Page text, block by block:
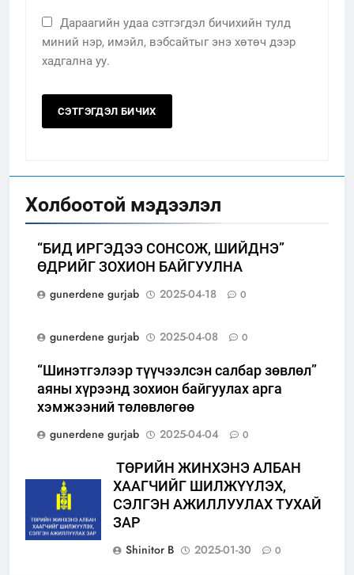
Дараагийн удаа сэтгэгдэл бичихийн тулд
миний нэр, имэйл, вэбсайтыг энэ хөтөч дээр
хадгална уу.
Холбоотой мэдээлэл
“БИД ИРГЭДЭЭ СОНСОЖ, ШИЙДНЭ”
ӨДРИЙГ ЗОХИОН БАЙГУУЛНА
gunerdene gurjab
2025-04-18 0
gunerdene gurjab 2025-04-08 0
“Шинэтгэлээр түүчээлсэн салбар зөвлөл”
аяны хүрээнд зохион байгуулах арга
хэмжээний төлөвлөгөө
gunerdene gurjab
2025-04-04 0
ТӨРИЙН ЖИНХЭНЭ АЛБАН
ХААГЧИЙГ ШИЛЖҮҮЛЭХ,
СЭЛГЭН АЖИЛЛУУЛАХ ТУХАЙ
ЗАР
Shinitor B
2025-01-30 0